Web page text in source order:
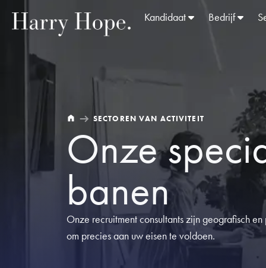
Kandidaat Bedrijf
SECTOREN VAN ACTIVITEIT
Onze
banen
Onze recruitment consultants zijn geografisch
om precies aan uw eisen te voldoen.